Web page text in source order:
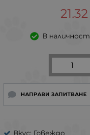
21.32
В наличност
НАПРАВИ ЗАПИТВАНЕ
Вкус: Говеждо